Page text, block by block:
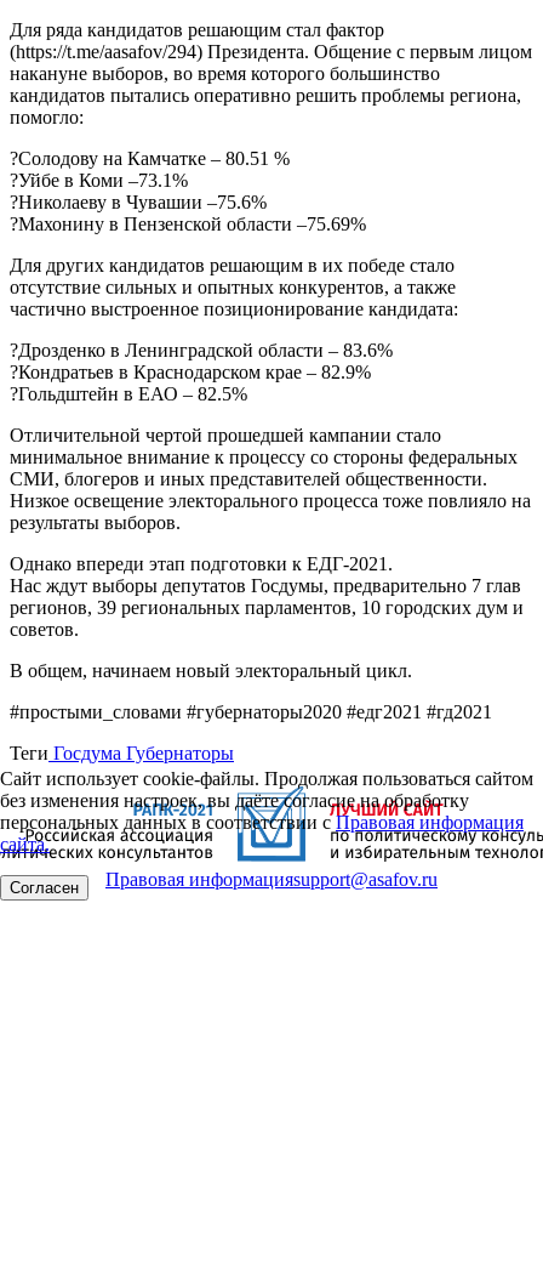
Для ряда кандидатов решающим стал фактор
(https://t.me/aasafov/294) Президента. Общение с первым лицом
накануне выборов, во время которого большинство
кандидатов пытались оперативно решить проблемы региона,
помогло:
?Солодову на Камчатке – 80.51 %
?Уйбе в Коми –73.1%
?Николаеву в Чувашии –75.6%
?Махонину в Пензенской области –75.69%
Для других кандидатов решающим в их победе стало
отсутствие сильных и опытных конкурентов, а также
частично выстроенное позиционирование кандидата:
?Дрозденко в Ленинградской области – 83.6%
?Кондратьев в Краснодарском крае – 82.9%
?Гольдштейн в ЕАО – 82.5%
Отличительной чертой прошедшей кампании стало
минимальное внимание к процессу со стороны федеральных
СМИ, блогеров и иных представителей общественности.
Низкое освещение электорального процесса тоже повлияло на
результаты выборов.
Однако впереди этап подготовки к ЕДГ-2021.
Нас ждут выборы депутатов Госдумы, предварительно 7 глав
регионов, 39 региональных парламентов, 10 городских дум и
советов.
В общем, начинаем новый электоральный цикл.
#простыми_словами #губернаторы2020 #едг2021 #гд2021
Теги Госдума Губернаторы
Сайт использует cookie-файлы. Продолжая пользоваться сайтом
без изменения настроек, вы даёте согласие на обработку
персональных данных в соответствии сПравовая информация
сайта.
Согласен Правовая информацияsupport@asafov.ru